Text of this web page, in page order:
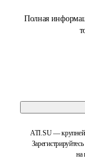
Полная
ATI.SU —
на